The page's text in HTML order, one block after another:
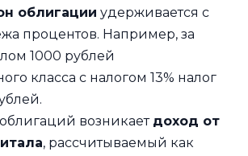
облигации удерживается с
процентов. Например, за
1000 рублей
класса с налогом 13% налог
возникает доход от
, рассчитываемый как